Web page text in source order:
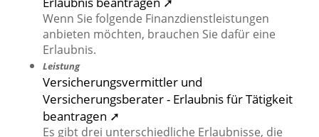
Wenn Sie folgende Finanzdienstleistungen
anbieten möchten, brauchen Sie dafür eine
Erlaubnis.
Leistung
Versicherungsvermittler und
Versicherungsberater - Erlaubnis für Tätigkeit
beantragen ➚
Es gibt drei unterschiedliche Erlaubnisse, die